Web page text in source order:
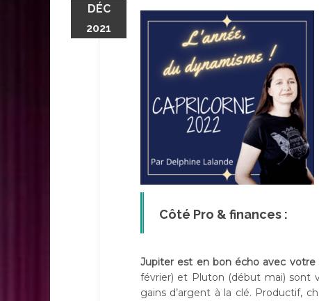
DÉC
2021
Côté Pro & finances :
Jupiter est en bon écho avec votre
février) et Pluton (début mai) sont
gains d’argent à la clé. Productif,